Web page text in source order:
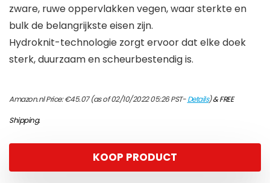
zware, ruwe oppervlakken vegen, waar sterkte en
bulk de belangrijkste eisen zijn.
Hydroknit-technologie zorgt ervoor dat elke doek
sterk, duurzaam en scheurbestendig is.
Amazon.nl Price:€45.07(as of 02/10/2022 05:26 PST-Details)&FREE
Shipping.
KOOP PRODUCT